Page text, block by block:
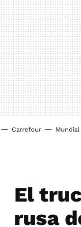
Carrefour Mundial
El
rusa